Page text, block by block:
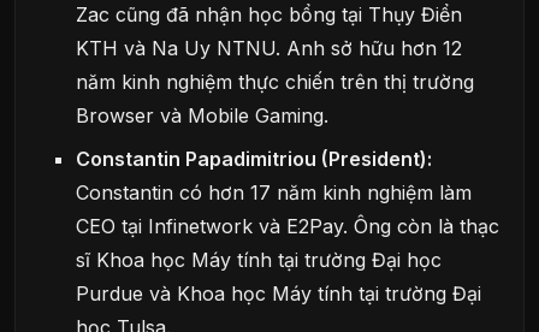
Zac cũng đã nhận học bổng tại Thụy Điển
KTH và Na Uy NTNU. Anh sở hữu hơn 12
năm kinh nghiệm thực chiến trên thị trường
Browser và Mobile Gaming.
Constantin Papadimitriou (President):
Constantin có hơn 17 năm kinh nghiệm làm
CEO tại Infinetwork và E2Pay. Ông còn là thạc
sĩ Khoa học Máy tính tại trường Đại học
Purdue và Khoa học Máy tính tại trường Đại
học Tulsa.